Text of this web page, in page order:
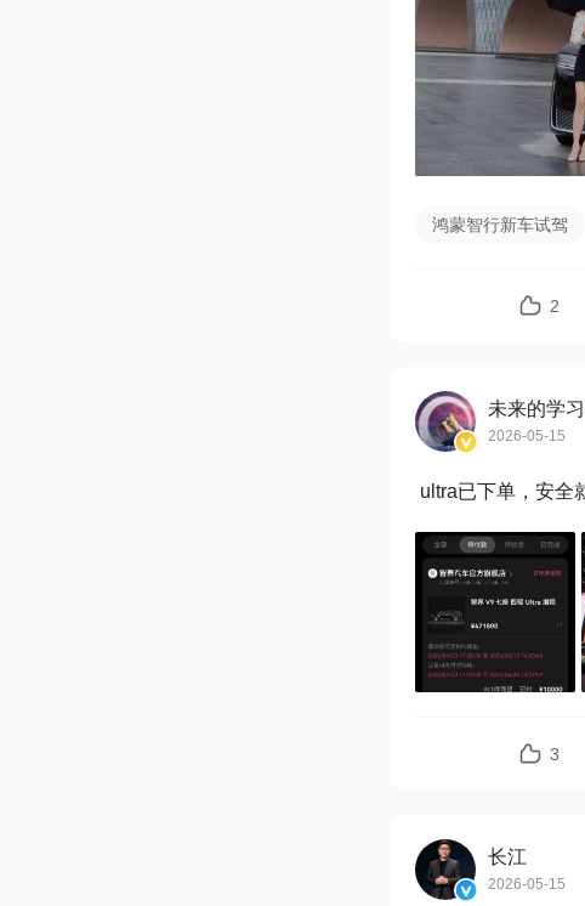
鸿蒙智行新车试驾
2
未来的学
2026-05-15
3
长江
2026-05-15